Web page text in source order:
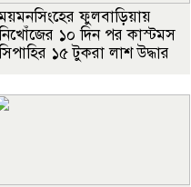
ফুলবাড়িয়ায়
১০ দিন পর কাস্টমস
১৫ টুকরা লাশ উদ্ধার